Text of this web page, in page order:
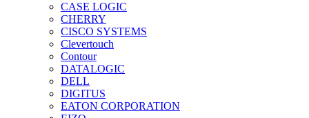
CASE LOGIC
CHERRY
CISCO SYSTEMS
Clevertouch
Contour
DATALOGIC
DELL
DIGITUS
EATON CORPORATION